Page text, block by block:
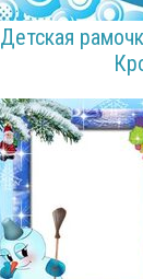
Детская